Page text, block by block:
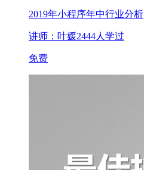
2019年小程序年中行业分析
讲师：叶媛2444人学过
免费